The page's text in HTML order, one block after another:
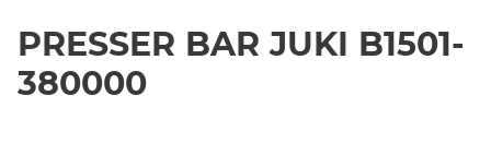
PRESSER BAR JUKI B1501-
380000